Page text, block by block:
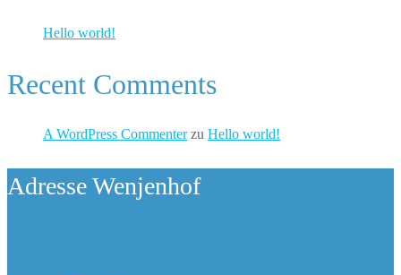
Hello world!
Recent Comments
A WordPress Commenterzu Hello world!
Adresse Wenjenhof